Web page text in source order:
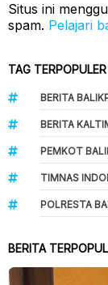
Situs ini
spam. Pelajari
TAG TERPOPULER
BERITA
BERITA
PEMKOT
TIMNAS
POLRESTA
BERITA